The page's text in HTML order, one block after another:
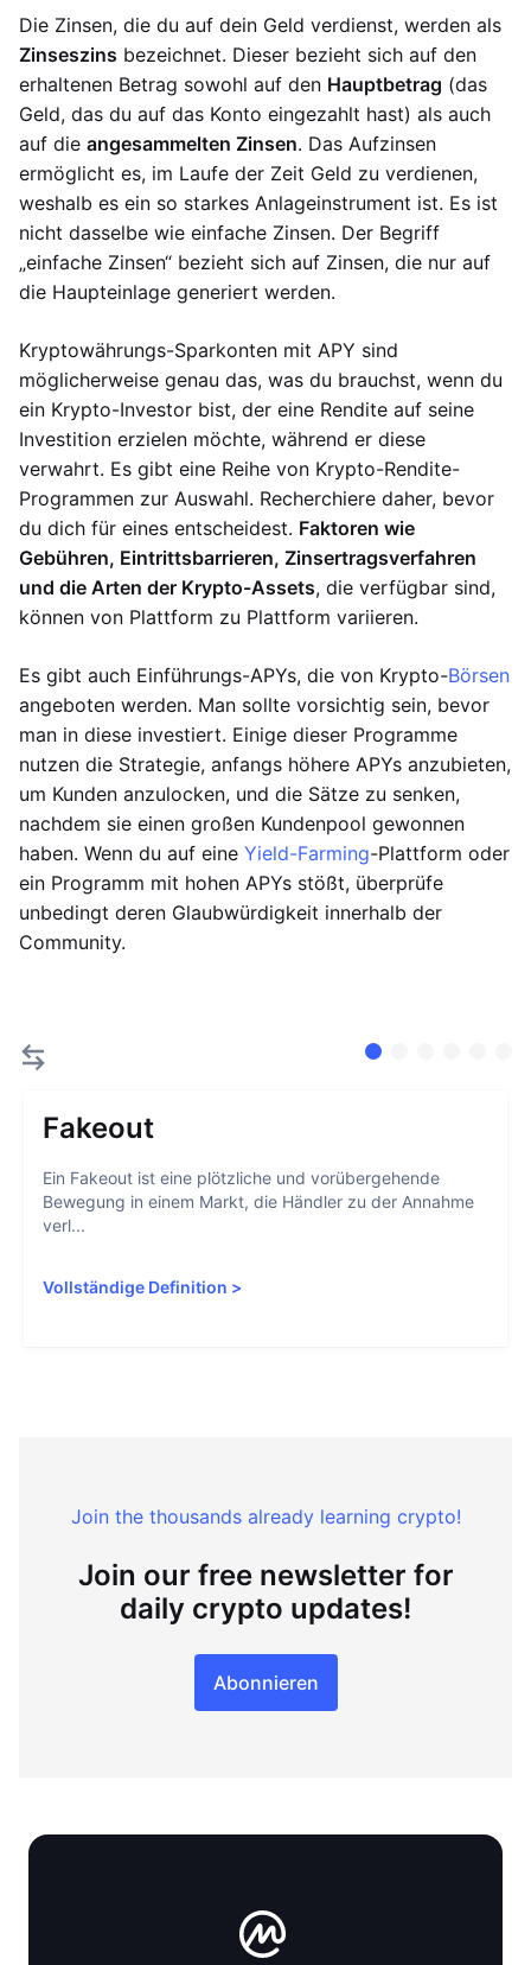
Die Zinsen, die du auf dein Geld verdienst, werden als
Zinseszins bezeichnet. Dieser bezieht sich auf den
erhaltenen Betrag sowohl auf den Hauptbetrag (das
Geld, das du auf das Konto eingezahlt hast) als auch
auf die angesammelten Zinsen. Das Aufzinsen
ermöglicht es, im Laufe der Zeit Geld zu verdienen,
weshalb es ein so starkes Anlageinstrument ist. Es ist
nicht dasselbe wie einfache Zinsen. Der Begriff
„einfache Zinsen“ bezieht sich auf Zinsen, die nur auf
die Haupteinlage generiert werden.
Kryptowährungs-Sparkonten mit APY sind
möglicherweise genau das, was du brauchst, wenn du
ein Krypto-Investor bist, der eine Rendite auf seine
Investition erzielen möchte, während er diese
verwahrt. Es gibt eine Reihe von Krypto-Rendite-
Programmen zur Auswahl. Recherchiere daher, bevor
du dich für eines entscheidest. Faktoren wie
Gebühren, Eintrittsbarrieren, Zinsertragsverfahren
und die Arten der Krypto-Assets, die verfügbar sind,
können von Plattform zu Plattform variieren.
Es gibt auch Einführungs-APYs, die von Krypto-Börsen
angeboten werden. Man sollte vorsichtig sein, bevor
man in diese investiert. Einige dieser Programme
nutzen die Strategie, anfangs höhere APYs anzubieten,
um Kunden anzulocken, und die Sätze zu senken,
nachdem sie einen großen Kundenpool gewonnen
haben. Wenn du auf eine Yield-Farming-Plattform oder
ein Programm mit hohen APYs stößt, überprüfe
unbedingt deren Glaubwürdigkeit innerhalb der
Community.
Fakeout
Ein Fakeout ist eine plötzliche und vorübergehende
Bewegung in einem Markt, die Händler zu der Annahme
verl...
Vollständige Definition >
Join the thousands already learning crypto!
Join our free newsletter for
daily crypto updates!
Abonnieren